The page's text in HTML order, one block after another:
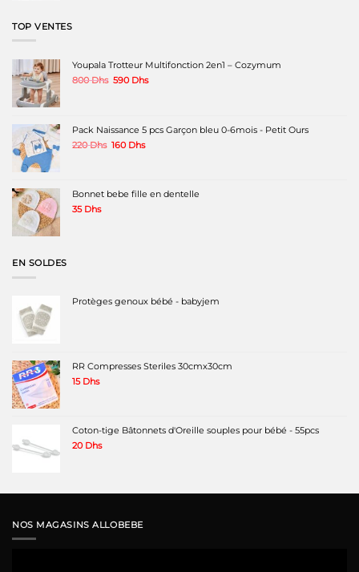
TOP VENTES
Youpala Trotteur Multifonction 2en1 – Cozymum
800Dhs Le
590 DhsLe
Pack Naissance 5 pcs Garçon bleu 0-6mois - Petit Ours
220Dhs Le
220 Dhs.
160 DhsLe
160 Dhs.
Bonnet bebe fille en dentelle
35 Dhs
EN SOLDES
Protèges genoux bébé - babyjem
RR Compresses Steriles 30cmx30cm
15 Dhs
Coton-tige Bâtonnets d'Oreille souples pour bébé - 55pcs
20 Dhs
NOS MAGASINS ALLOBEBE